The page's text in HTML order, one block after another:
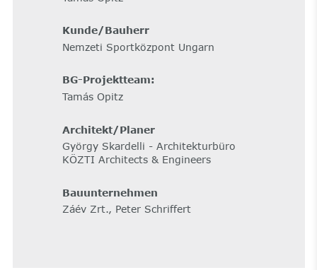
Kunde/Bauherr
Nemzeti Sportközpont Ungarn
BG-Projektteam:
Tamás Opitz
Architekt/Planer
György Skardelli - Architekturbüro
KÖZTI Architects & Engineers
Bauunternehmen
Záév Zrt., Peter Schriffert